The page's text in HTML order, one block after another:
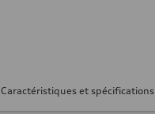
Caractéristiques et spécifications